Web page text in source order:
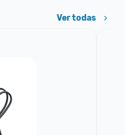
Ver todas